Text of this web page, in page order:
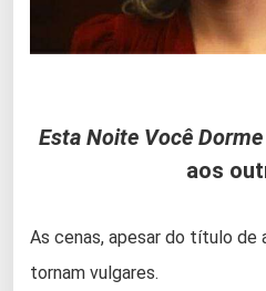
Esta Noite Você
aos
As cenas, apesar do título de
tornam vulgares.